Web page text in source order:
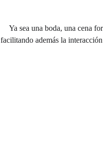
Ya sea una boda, una cena
facilitando además la